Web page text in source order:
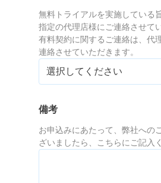
無料トライアルを実施している
指定の代理店様にご連絡させて
有料契約に関するご連絡は、代
連絡させていただきます。
備考
お申込みにあたって、弊社への
ざいましたら、こちらにご記入